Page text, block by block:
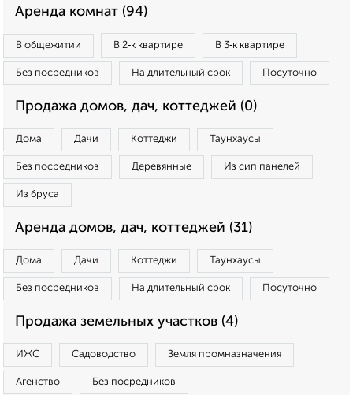
Аренда комнат (94)
В общежитии В 2‑к квартире В 3‑к квартире
Без посредников На длительный срок Посуточно
Продажа домов, дач, коттеджей (0)
Дома Дачи Коттеджи Таунхаусы
Без посредников Деревянные Из сип панелей
Из бруса
Аренда домов, дач, коттеджей (31)
Дома Дачи Коттеджи Таунхаусы
Без посредников На длительный срок Посуточно
Продажа земельных участков (4)
ИЖС Садоводство Земля промназначения
Агенство Без посредников